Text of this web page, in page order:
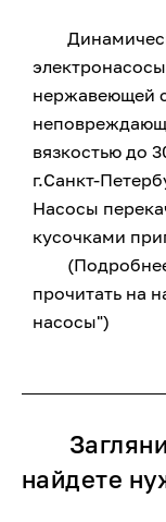
нержавеющей
вязкостью до
г.Санкт-
Насосы
кусочками
прочитать на
насосы")
найдете